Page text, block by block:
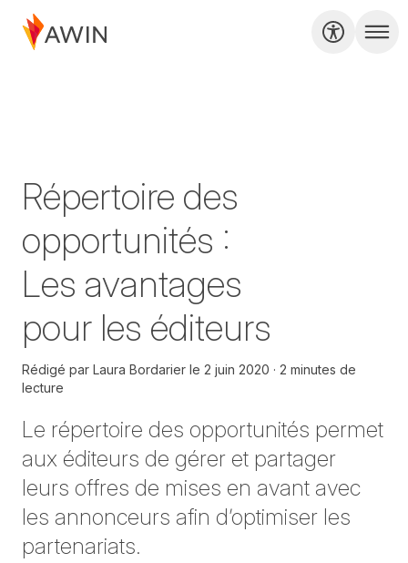
Répertoire des
opportunités :
Les avantages
pour les éditeurs
Rédigé par Laura Bordarier le 2 juin 2020
2 minutes de
lecture
Le répertoire des opportunités permet
aux éditeurs de gérer et partager
leurs offres de mises en avant avec
les annonceurs afin d’optimiser les
partenariats.